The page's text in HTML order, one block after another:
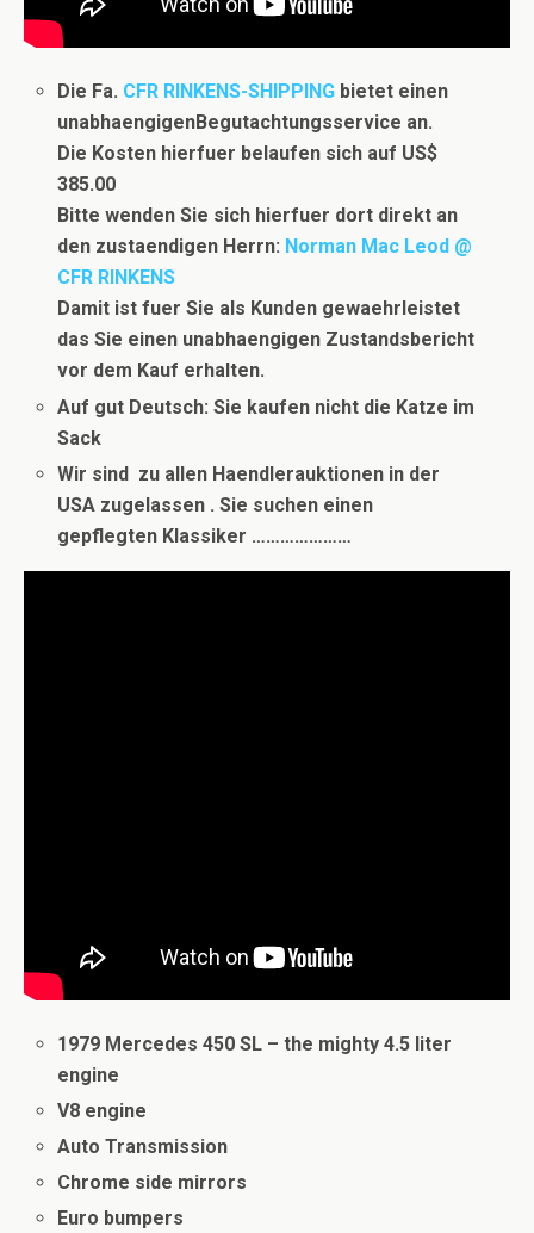
Die Fa. CFR RINKENS-SHIPPING bietet einen
unabhaengigenBegutachtungsservice an.
Die Kosten hierfuer belaufen sich auf US$
385.00
Bitte wenden Sie sich hierfuer dort direkt an
den zustaendigen Herrn: Norman Mac Leod @
CFR RINKENS
Damit ist fuer Sie als Kunden gewaehrleistet
das Sie einen unabhaengigen Zustandsbericht
vor dem Kauf erhalten.
Auf gut Deutsch: Sie kaufen nicht die Katze im
Sack
Wir sind zu allen Haendlerauktionen in der
USA zugelassen . Sie suchen einen
gepflegten Klassiker …………………
1979 Mercedes 450 SL – the mighty 4.5 liter
engine
V8 engine
Auto Transmission
Chrome side mirrors
Euro bumpers